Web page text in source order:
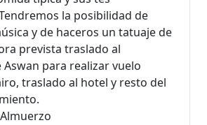
la posibilidad de
y de haceros un tatuaje de
prevista traslado al
para realizar vuelo
traslado al hotel y resto del
Almuerzo